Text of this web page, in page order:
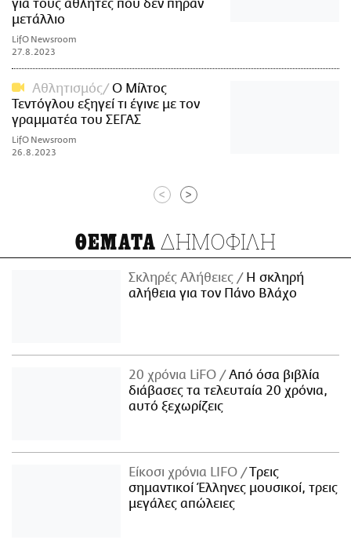
για τους αθλητές που δεν πήραν
μετάλλιο
LifO Newsroom
27.8.2023
Αθλητισμός
Ο Μίλτος
Τεντόγλου εξηγεί τι έγινε με τον
γραμματέα του ΣΕΓΑΣ
LifO Newsroom
26.8.2023
< >
ΘΕΜΑΤΑ ΔΗΜΟΦΙΛΗ
Σκληρές Αλήθειες
H σκληρή
αλήθεια για τον Πάνο Βλάχο
20 χρόνια LiFO
Από όσα βιβλία
διάβασες τα τελευταία 20 χρόνια,
αυτό ξεχωρίζεις
Είκοσι χρόνια LIFO
Tρεις
σημαντικοί Έλληνες μουσικοί, τρεις
μεγάλες απώλειες